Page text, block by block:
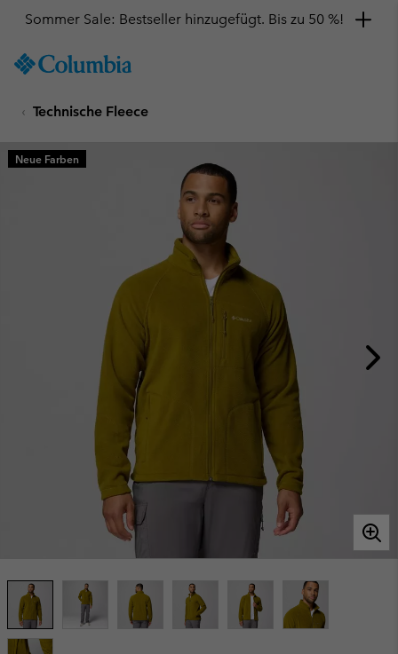
TO
SKIP
MAIN
NAV
Sommer Sale: Bestseller hinzugefügt. Bis zu 50 %!
Technische Fleece
Neue Farben